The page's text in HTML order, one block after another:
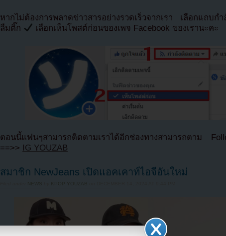
หากไม่ต้องการพลาดข่าวสารอย่างรวดเร็วจากเรา เลือกแถบ
ลืมติ๊ก
เลือกเห็นโพสต์ก่อนของเพจ Facebook ของเรานะคะ
ตอนนี้แฟนๆสามารถติดตามเราได้อีกช่องทางสามารถตาม
==>>
IG YOUZAB
สมาชิก NewJeans เปิดแอคเคาท์ไอจีอันใหม่
NEWS KPOP YOUZAB